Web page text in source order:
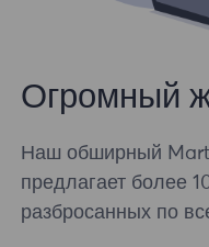
Огромный
Наш обширный
предлагает более
разбросанных по